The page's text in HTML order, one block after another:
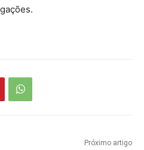
Próximo artigo